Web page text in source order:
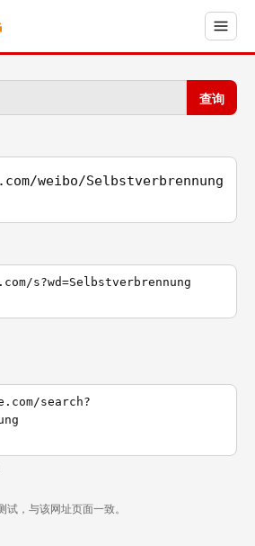
查询
weibo/Selbstverbrennung
s?wd=Selbstverbrennung
search?
，与该网址页面一致。